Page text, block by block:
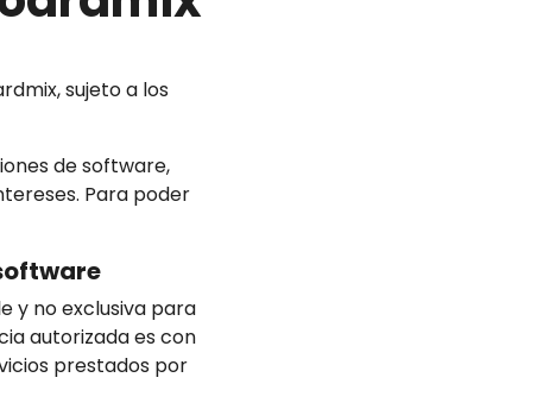
sujeto a los
de software,
Para poder
y no exclusiva para
autorizada es con
prestados por